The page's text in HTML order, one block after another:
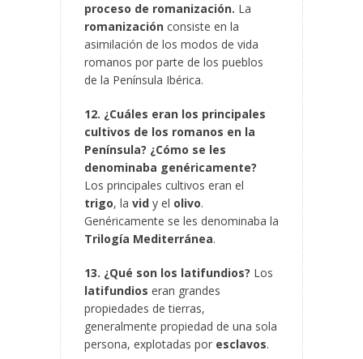
proceso de romanización. La
romanización consiste en la
asimilación de los modos de vida
romanos por parte de los pueblos
de la Península Ibérica.
12. ¿Cuáles eran los principales
cultivos de los romanos en la
Península? ¿Cómo se les
denominaba genéricamente?
Los principales cultivos eran el
trigo, la vid y el olivo.
Genéricamente se les denominaba la
Trilogía Mediterránea.
13. ¿Qué son los latifundios? Los
latifundios eran grandes
propiedades de tierras,
generalmente propiedad de una sola
persona, explotadas por esclavos.